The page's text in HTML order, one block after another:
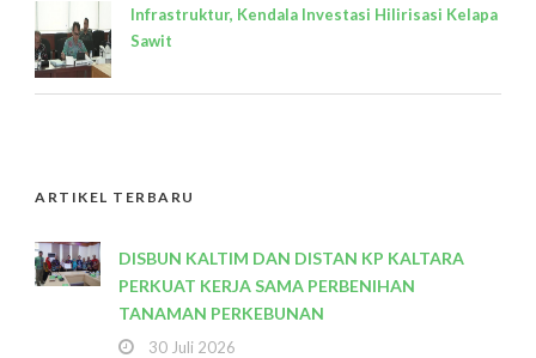
Infrastruktur, Kendala Investasi Hilirisasi Kelapa
Sawit
ARTIKEL TERBARU
DISBUN KALTIM DAN DISTAN KP KALTARA
PERKUAT KERJA SAMA PERBENIHAN
TANAMAN PERKEBUNAN
30 Juli 2026